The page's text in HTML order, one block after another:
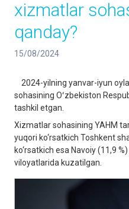
xizmatlar
qanday?
15/08/2024
2024-yilning yanvar-iyun
sohasining Oʻzbekiston
tashkil etgan.
Xizmatlar sohasining YAHM
yuqori ko‘rsatkich Toshkent
ko‘rsatkich esa Navoiy (11,9
viloyatlarida kuzatilgan.